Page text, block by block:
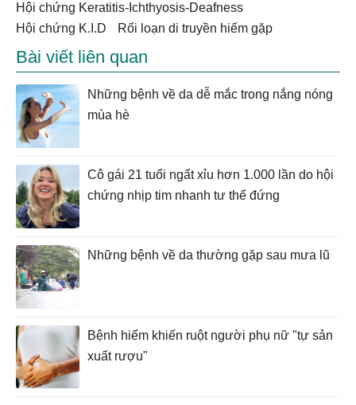
hội chứng Keratitis-Ichthyosis-Deafness
hội chứng K.I.D
rối loạn di truyền hiếm gặp
Bài viết liên quan
Những bệnh về da dễ mắc trong nắng nóng
mùa hè
Cô gái 21 tuổi ngất xỉu hơn 1.000 lần do hội
chứng nhịp tim nhanh tư thế đứng
Những bệnh về da thường gặp sau mưa lũ
Bệnh hiếm khiến ruột người phụ nữ "tự sản
xuất rượu"